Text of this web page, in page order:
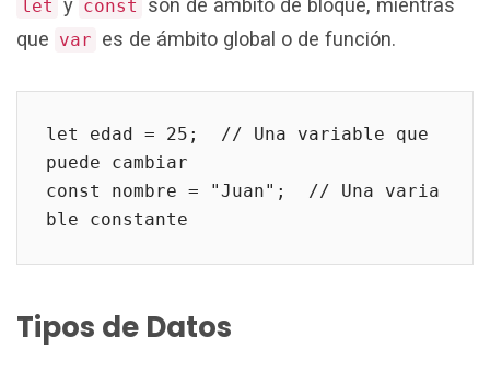
let y const
son de ámbito de bloque, mientras
que var es de ámbito global o de función.
let edad = 25;  // Una variable que
puede cambiar
const nombre = "Juan";  // Una varia
ble constante
Tipos de Datos